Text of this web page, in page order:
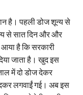
है। पहली डोज शून्य से
से सात दिन और और
है कि सरकारी
जाता है। खुद इस
में दो डोज देकर
लगवाईं गई। अब इस